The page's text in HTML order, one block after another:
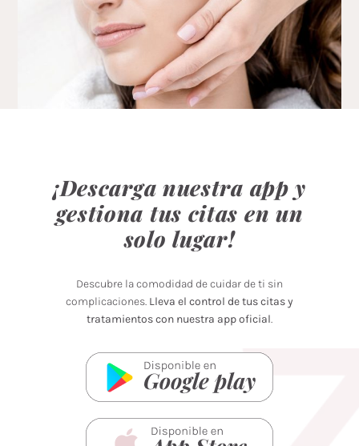
¡Descarga nuestra app y
gestiona tus citas en un
solo lugar!
Descubre la comodidad de cuidar de ti sin
complicaciones. Lleva el control de tus citas y
tratamientos con nuestra app oficial.